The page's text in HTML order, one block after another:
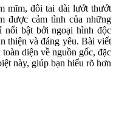
mĩm, đôi tai dài lướt thướt
được cảm tình của những
nổi bật bởi ngoại hình độc
thiện và đáng yêu. Bài viết
diện về nguồn gốc, đặc
này, giúp bạn hiểu rõ hơn